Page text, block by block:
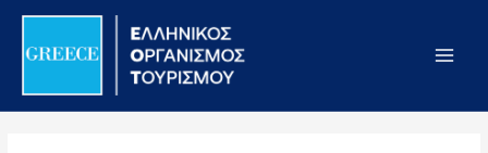
Σημείωση:
ιστότοπος
Μετάβαση
περιεχόμενο